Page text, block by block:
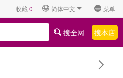
收藏0 简体中文 菜单
搜全网 搜本店